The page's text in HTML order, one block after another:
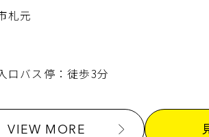
札元
口バス停：徒歩3分
VIEW MORE